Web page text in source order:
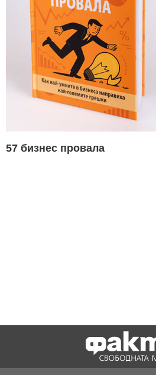
57 бизнес провала